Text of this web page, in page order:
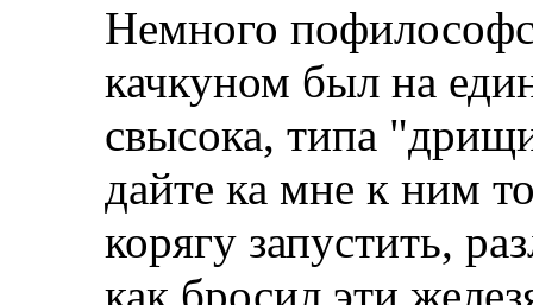
Немного
качкуном был на
свысока, типа
дайте ка мне к ним
корягу запустить,
как бросил эти